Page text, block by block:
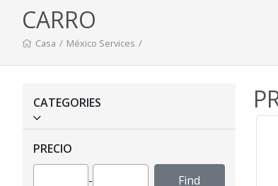
CARRO
Casa / México Services /
CATEGORIES
PRECIO
-